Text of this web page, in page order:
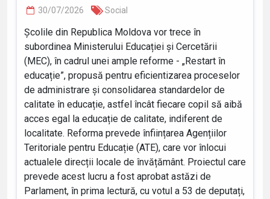
30/07/2026 Social
Școlile din Republica Moldova vor trece în
subordinea Ministerului Educației și Cercetării
(MEC), în cadrul unei ample reforme - „Restart în
educație”, propusă pentru eficientizarea proceselor
de administrare și consolidarea standardelor de
calitate în educație, astfel încât fiecare copil să aibă
acces egal la educație de calitate, indiferent de
localitate. Reforma prevede înființarea Agențiilor
Teritoriale pentru Educație (ATE), care vor înlocui
actualele direcții locale de învățământ. Proiectul care
prevede acest lucru a fost aprobat astăzi de
Parlament, în prima lectură, cu votul a 53 de deputați,